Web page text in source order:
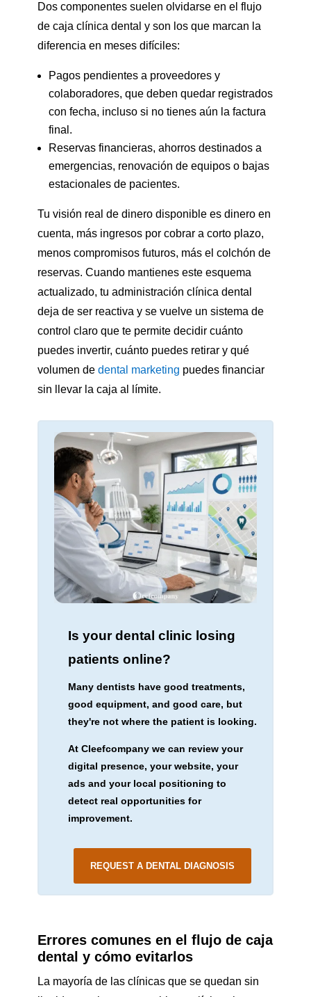
Dos componentes suelen olvidarse en el flujo
de caja clínica dental y son los que marcan la
diferencia en meses difíciles:
Pagos pendientes a proveedores y
colaboradores, que deben quedar registrados
con fecha, incluso si no tienes aún la factura
final.
Reservas financieras, ahorros destinados a
emergencias, renovación de equipos o bajas
estacionales de pacientes.
Tu visión real de dinero disponible es dinero en
cuenta, más ingresos por cobrar a corto plazo,
menos compromisos futuros, más el colchón de
reservas. Cuando mantienes este esquema
actualizado, tu administración clínica dental
deja de ser reactiva y se vuelve un sistema de
control claro que te permite decidir cuánto
puedes invertir, cuánto puedes retirar y qué
volumen de dental marketing puedes financiar
sin llevar la caja al límite.
Is your dental clinic losing
patients online?
Many dentists have good treatments,
good equipment, and good care, but
they're not where the patient is looking.
At Cleefcompany we can review your
digital presence, your website, your
ads and your local positioning to
detect real opportunities for
improvement.
REQUEST A DENTAL DIAGNOSIS
Errores comunes en el flujo de caja
dental y cómo evitarlos
La mayoría de las clínicas que se quedan sin